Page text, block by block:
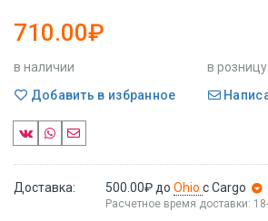
710.00₽
в наличии
в розницу
Добавить в избранное
Доставка: 500.00₽ до Ohio с Cargo
Расчетное время доставки: